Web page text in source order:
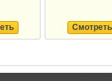
Смотреть